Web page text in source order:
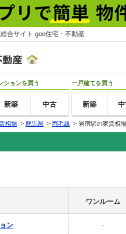
合サイト goo住宅・不動産
ションを買う
新築 中古
一戸建てを買う
新築
相場 > 群馬県 > 両毛線 > 岩宿駅の家賃相場
ワンルーム
ン -